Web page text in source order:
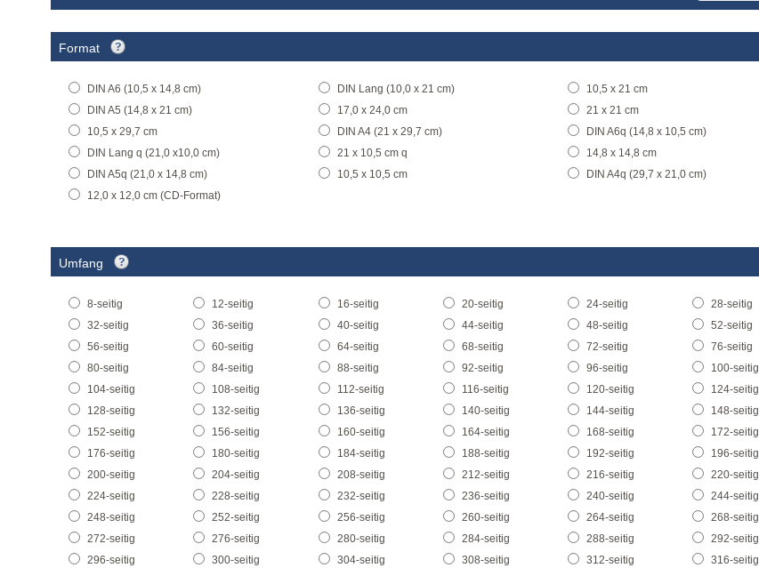
Format
DIN A6 (10,5 x 14,8 cm) DIN Lang (10,0 x 21 cm)
10,5 x 21 cm
DIN A5 (14,8 x 21 cm)
17,0 x 24,0 cm
21 x 21 cm
10,5 x 29,7 cm
DIN A4 (21 x 29,7 cm)
DIN A6q (14,8 x 10,5 cm)
DIN Lang q (21,0 x10,0 cm)
21 x 10,5 cm q
14,8 x 14,8 cm
DIN A5q (21,0 x 14,8 cm)
10,5 x 10,5 cm
DIN A4q (29,7 x 21,0 cm)
12,0 x 12,0 cm (CD-Format)
Umfang
8-seitig 12-seitig 16-seitig 20-seitig 24-seitig
28-seitig
32-seitig
36-seitig 40-seitig 44-seitig 48-seitig
52-seitig
56-seitig
60-seitig 64-seitig 68-seitig 72-seitig
76-seitig
80-seitig
84-seitig 88-seitig 92-seitig 96-seitig
100-seitig
104-seitig
108-seitig 112-seitig 116-seitig 120-seitig
124-seitig
128-seitig
132-seitig 136-seitig 140-seitig 144-seitig
148-seitig
152-seitig
156-seitig 160-seitig 164-seitig 168-seitig
172-seitig
176-seitig
180-seitig 184-seitig 188-seitig 192-seitig
196-seitig
200-seitig
204-seitig 208-seitig 212-seitig 216-seitig
220-seitig
224-seitig
228-seitig 232-seitig 236-seitig 240-seitig
244-seitig
248-seitig
252-seitig 256-seitig 260-seitig 264-seitig
268-seitig
272-seitig
276-seitig 280-seitig 284-seitig 288-seitig
292-seitig
296-seitig
300-seitig 304-seitig 308-seitig 312-seitig
316-seitig